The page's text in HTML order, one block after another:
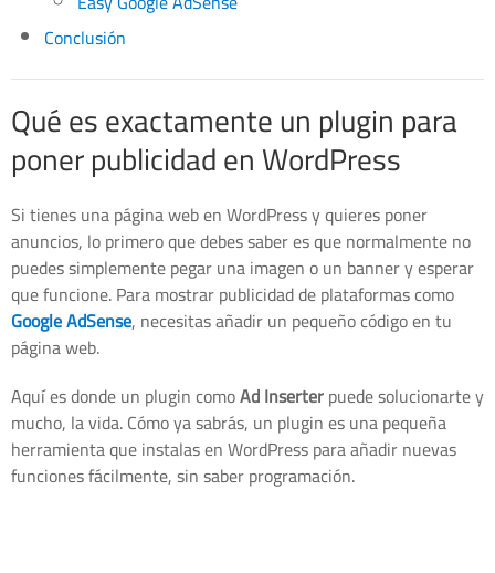
Conclusión
Qué es exactamente un plugin para
poner publicidad en WordPress
Si tienes una página web en WordPress y quieres poner
anuncios, lo primero que debes saber es que normalmente no
puedes simplemente pegar una imagen o un banner y esperar
que funcione. Para mostrar publicidad de plataformas como
Google AdSense, necesitas añadir un pequeño código en tu
página web.
Aquí es donde un plugin comoAd Inserterpuede solucionarte y
mucho, la vida. Cómo ya sabrás, un plugin es una pequeña
herramienta que instalas en WordPress para añadir nuevas
funciones fácilmente, sin saber programación.